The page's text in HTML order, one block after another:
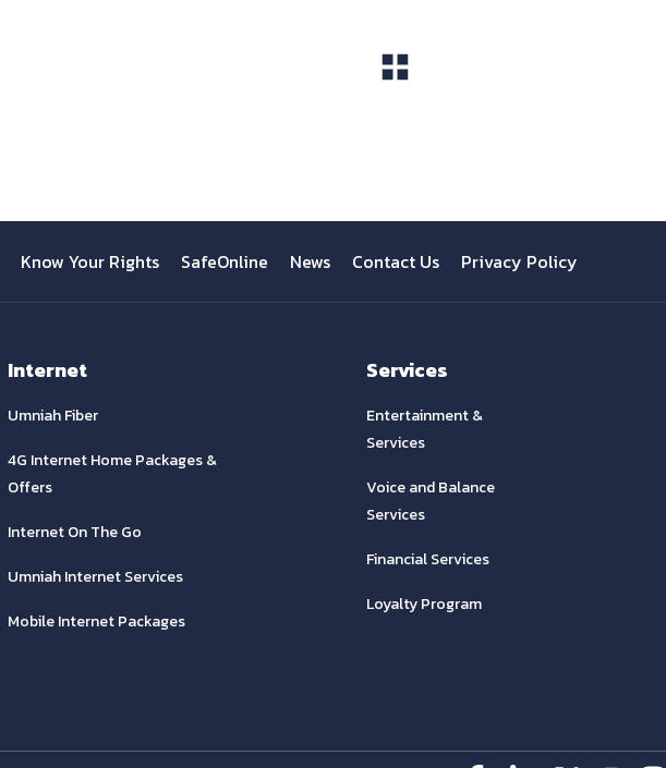
Know Your Rights SafeOnline News Contact Us Privacy Policy
Internet
Umniah Fiber
4G Internet Home Packages &
Offers
Internet On The Go
Umniah Internet Services
Mobile Internet Packages
Services
Entertainment &
Services
Voice and Balance
Services
Financial Services
Loyalty Program